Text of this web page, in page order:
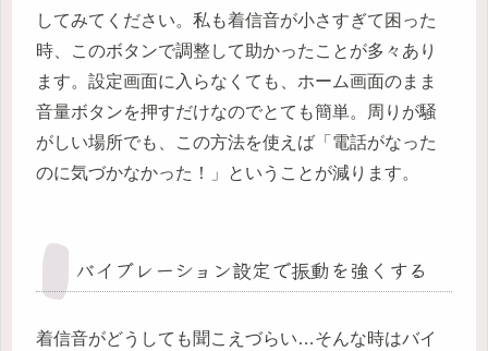
してみてください。私も着信音が小さすぎて困った
時、このボタンで調整して助かったことが多々あり
ます。設定画面に入らなくても、ホーム画面のまま
音量ボタンを押すだけなのでとても簡単。周りが騒
がしい場所でも、この方法を使えば「電話がなった
のに気づかなかった！」ということが減ります。
バイブレーション設定で振動を強くする
着信音がどうしても聞こえづらい…そんな時はバイ